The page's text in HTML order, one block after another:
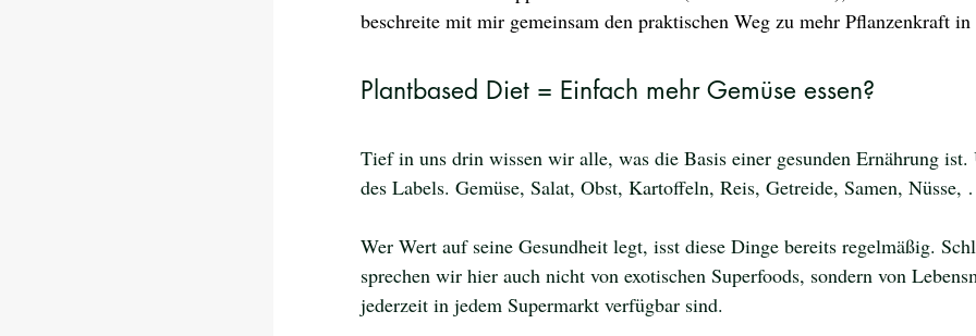
beschreite mit mir gemeinsam den praktischen Weg zu mehr Pflanzenkraft
Plantbased Diet = Einfach mehr Gemüse essen?
Tief in uns drin wissen wir alle, was die Basis einer gesunden Ernährung
des Labels. Gemüse, Salat, Obst, Kartoffeln, Reis, Getreide, Samen,
Wer Wert auf seine Gesundheit legt, isst diese Dinge bereits regelmäßig.
sprechen wir hier auch nicht von exotischen Superfoods, sondern von
jederzeit in jedem Supermarkt verfügbar sind.